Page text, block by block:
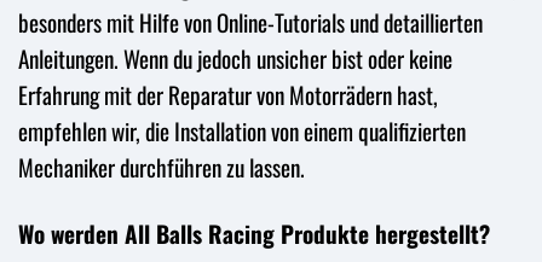
besonders mit Hilfe von Online-Tutorials und detaillierten
Anleitungen. Wenn du jedoch unsicher bist oder keine
Erfahrung mit der Reparatur von Motorrädern hast,
empfehlen wir, die Installation von einem qualifizierten
Mechaniker durchführen zu lassen.
Wo werden All Balls Racing Produkte hergestellt?